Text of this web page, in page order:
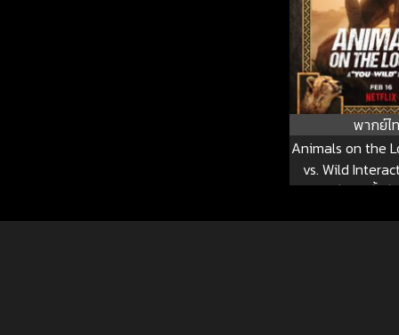
พากย์ไ
Animals on the
vs. Wild
ผจญภัยสุดขั้วกั